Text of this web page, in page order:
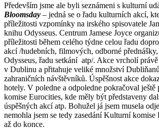
Především jsme ale byli seznámeni s kulturní
Bloomsday – jedná se o řadu kulturních akcí,
příležitosti vzpomínky na irského spisovatele
knihu Odysseus. Centrum Jamese Joyce
příležitosti během celého týdne celou řadu
akcí /hudebních, filmových, odborné
Odysseus, řadu setkání atp/. Akce vrcholí
v Dublinu a přitahuje veliké množství
zahraničních návštěvníků. Úspěšnost akce
hotely. V poledne a odpoledne pokračoval
komise Eurocities, kde měly být představeny
úspěšných akcí atp. Bohužel já jsem musela
nemohla jsem se tedy zasedání Kulturní komise
až do konce.